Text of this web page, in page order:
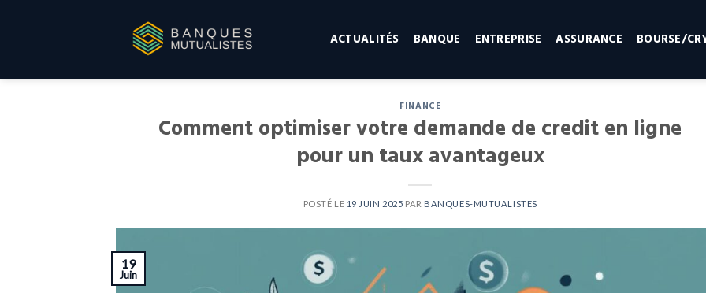
ACTUALITÉS BANQUE ENTREPRISE ASSURANCE BOURSE/
FINANCE
Comment optimiser votre demande de credit en ligne
pour un taux avantageux
POSTÉ LE 19 JUIN 2025 PAR BANQUES-MUTUALISTES
19
Juin